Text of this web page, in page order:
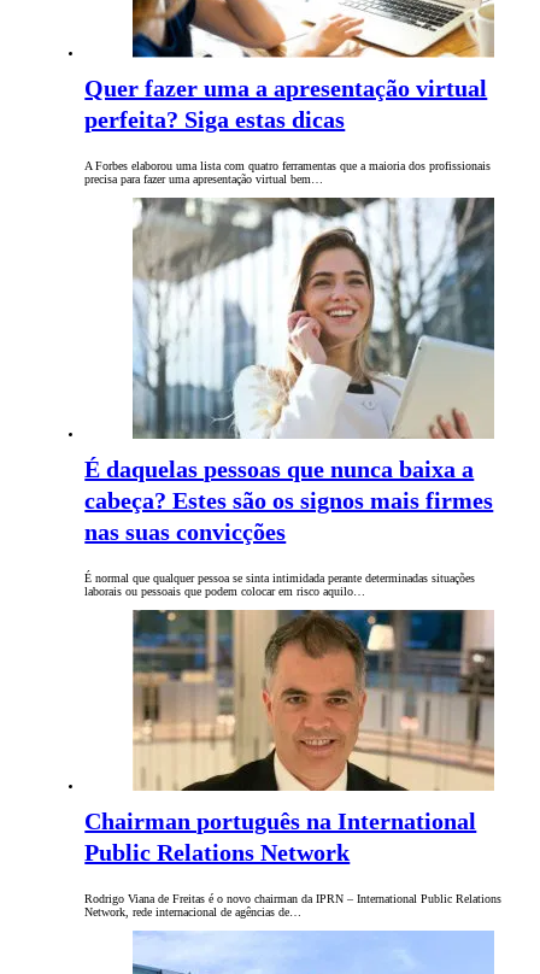
Quer fazer uma a apresentação virtual
perfeita? Siga estas dicas
A Forbes elaborou uma lista com quatro ferramentas que a maioria dos profissionais
precisa para fazer uma apresentação virtual bem…
É daquelas pessoas que nunca baixa a
cabeça? Estes são os signos mais firmes
nas suas convicções
É normal que qualquer pessoa se sinta intimidada perante determinadas situações
laborais ou pessoais que podem colocar em risco aquilo…
Chairman português na International
Public Relations Network
Rodrigo Viana de Freitas é o novo chairman da IPRN – International Public Relations
Network, rede internacional de agências de…